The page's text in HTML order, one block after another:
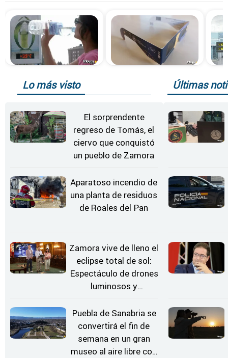
Lo más visto
El sorprendente
regreso de Tomás, el
ciervo que conquistó
un pueblo de Zamora
Aparatoso incendio de
una planta de residuos
de Roales del Pan
Zamora vive de lleno el
eclipse total de sol:
Espectáculo de drones
luminosos y
Estrellas
Puebla de Sanabria se
convertirá el fin de
semana en un gran
museo al aire libre con
Últimas